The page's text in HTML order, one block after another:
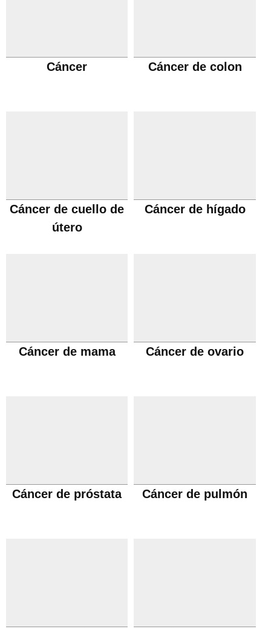
Cáncer Cáncer de colon
Cáncer de cuello de
útero
Cáncer de hígado
Cáncer de mama Cáncer de ovario
Cáncer de próstata Cáncer de pulmón